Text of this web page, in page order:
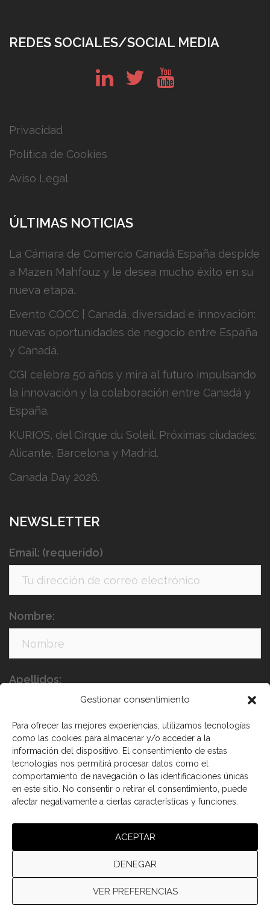
Gestionar consentimiento
Para ofrecer las mejores experiencias, utilizamos tecnologías
como las cookies para almacenar y/o acceder a la
información del dispositivo. El consentimiento de estas
tecnologías nos permitirá procesar datos como el
comportamiento de navegación o las identificaciones únicas
en este sitio. No consentir o retirar el consentimiento, puede
afectar negativamente a ciertas características y funciones.
ACEPTAR
DENEGAR
VER PREFERENCIAS
REDES SOCIALES/SOCIAL MEDIA
Privacidad
Política de Cookies
Aviso Legal
ÚLTIMAS NOTICIAS
La Cámara de Comercio Canadá España despide
a Mazen Mahfouz y le desea mucho éxito en su
nueva etapa.
Evento CQCC | Canadá, diversidad e innovación:
nuevas oportunidades de negocio entre España
y Canadá.
CGI celebra 50 años y mira al futuro impulsando
la innovación y la colaboración entre Canadá y
España.
KURIOS, del Cirque du Soleil. Próximas ciudades:
Alicante, Barcelona y Madrid.
Canada Day 2026.
NEWSLETTER
Email: (requerido)
Nombre:
Apellidos:
He leído y acepto los términos y condiciones